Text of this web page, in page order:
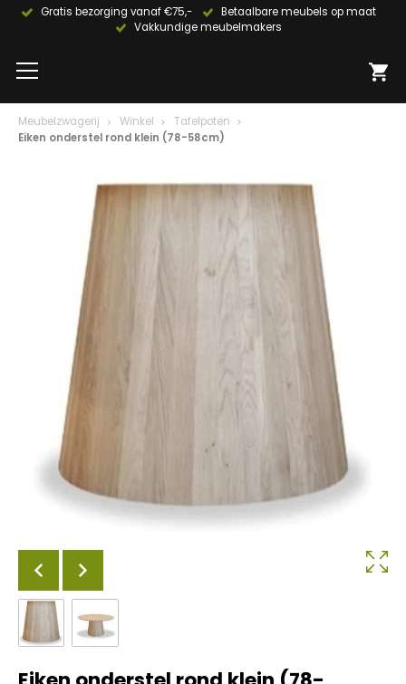
Gratis bezorging vanaf €75,-
Betaalbare meubels op maat
Vakkundige meubelmakers
Meubelzwagerij Winkel
Tafelpoten
Eiken onderstel rond klein (78-58cm)